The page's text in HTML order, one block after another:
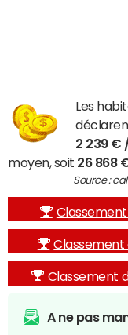
Les
2 239 €
moyen, soit 26 868
Source :
Classement
Classement
A ne pas